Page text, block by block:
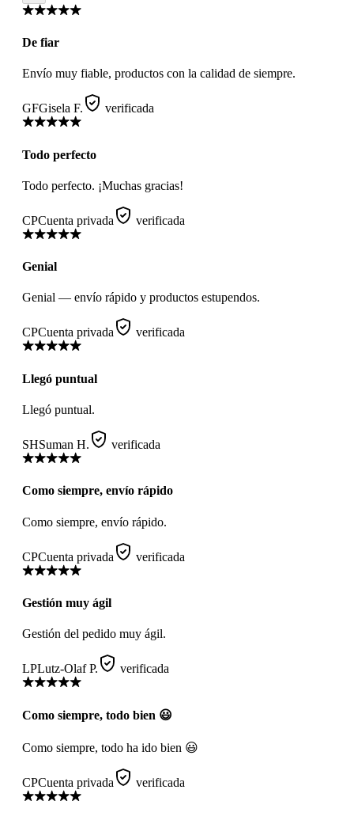
De fiar
Envío muy fiable, productos con la calidad de siempre.
GFGisela F. verificada
Todo perfecto
Todo perfecto. ¡Muchas gracias!
CPCuenta privada verificada
Genial
Genial — envío rápido y productos estupendos.
CPCuenta privada verificada
Llegó puntual
Llegó puntual.
SHSuman H. verificada
Como siempre, envío rápido
Como siempre, envío rápido.
CPCuenta privada verificada
Gestión muy ágil
Gestión del pedido muy ágil.
LPLutz-Olaf P. verificada
Como siempre, todo bien 😃
Como siempre, todo ha ido bien 😃
CPCuenta privada verificada